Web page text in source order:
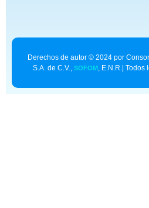
Derechos de autor © 2024 por
S.A. de C.V., SOFOM, E.N.R.| Todos